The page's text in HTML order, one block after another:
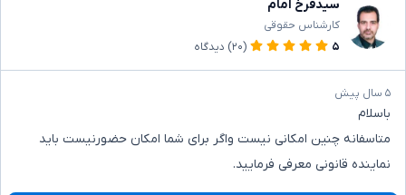
سیدفرخ امام
کارشناس حقوقی
۵
(۲۰) دیدگاه
۵ سال پیش
باسلام
متاسفانه چنین امکانی نیست واگر برای شما امکان حضورنیست باید
نماینده قانونی معرفی فرمایید.